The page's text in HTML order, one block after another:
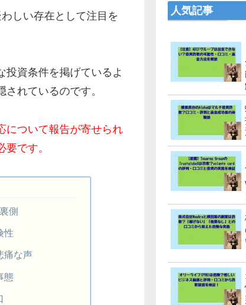
しい存在として注目を
投資条件を掲げているよ
れているのです。
について報告が寄せられ
です。
側
性
痛な声
態
人気記事